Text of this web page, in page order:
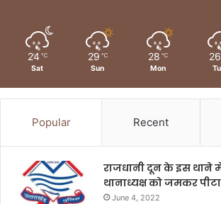
24 ℃
Sat
29 ℃
Sun
28 ℃
Mon
26
Popular Recent
राजधानी दून के इस थाने
थानाध्यक्ष को जमकर
June 4, 2022